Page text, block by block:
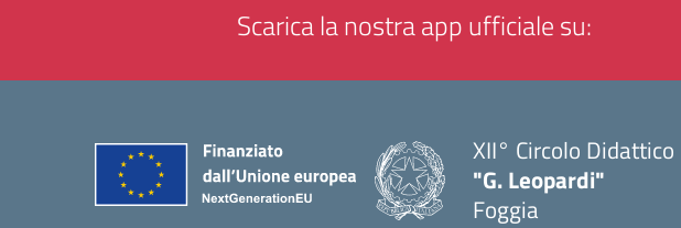
Scarica la nostra app ufficiale su:
XII° Circolo Didattico
"G. Leopardi"
Foggia